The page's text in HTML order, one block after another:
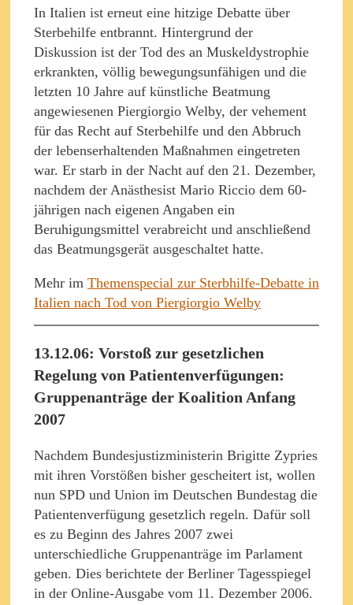
In Italien ist erneut eine hitzige Debatte über
Sterbehilfe entbrannt. Hintergrund der
Diskussion ist der Tod des an Muskeldystrophie
erkrankten, völlig bewegungsunfähigen und die
letzten 10 Jahre auf künstliche Beatmung
angewiesenen Piergiorgio Welby, der vehement
für das Recht auf Sterbehilfe und den Abbruch
der lebenserhaltenden Maßnahmen eingetreten
war. Er starb in der Nacht auf den 21. Dezember,
nachdem der Anästhesist Mario Riccio dem 60-
jährigen nach eigenen Angaben ein
Beruhigungsmittel verabreicht und anschließend
das Beatmungsgerät ausgeschaltet hatte.
Mehr im Themenspecial zur Sterbhilfe-Debatte in
Italien nach Tod von Piergiorgio Welby
13.12.06: Vorstoß zur gesetzlichen
Regelung von Patientenverfügungen:
Gruppenanträge der Koalition Anfang
2007
Nachdem Bundesjustizministerin Brigitte Zypries
mit ihren Vorstößen bisher gescheitert ist, wollen
nun SPD und Union im Deutschen Bundestag die
Patientenverfügung gesetzlich regeln. Dafür soll
es zu Beginn des Jahres 2007 zwei
unterschiedliche Gruppenanträge im Parlament
geben. Dies berichtete der Berliner Tagesspiegel
in der Online-Ausgabe vom 11. Dezember 2006.